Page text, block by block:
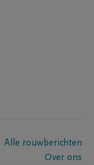
Alle rouwberichten
Over ons